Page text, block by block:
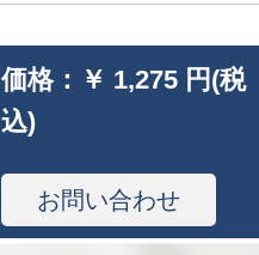
価格： ￥ 1,275 円(税
込)
お問い合わせ